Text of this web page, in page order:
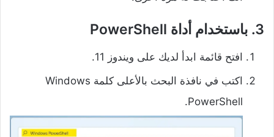
3. باستخدام أداة PowerShell
افتح قائمة ابدأ لديك على ويندوز 11.
اكتب في نافذة البحث بالأعلى كلمة Windows
PowerShell.